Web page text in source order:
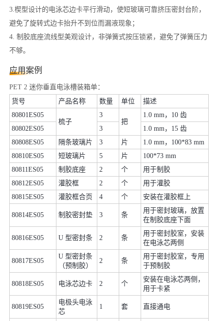
3.楔型设计的电泳芯边卡平行滑动，使短玻璃可靠挤压密封台阶，
避免了旋转式边卡抬升不到位而漏液现象；
4. 制胶底座流线型美观设计，非弹簧式按压锁紧，避免了弹簧压力
不够。
应用案例
PET 2 迷你垂直电泳槽装箱单：
货号
产品名称 数量 单位
描述
80801ES05
梳子
3
把
1.0 mm，10 齿
80802ES05
3
1.0 mm，15 齿
80808ES05
隔条玻璃片 3 片
1.0 mm，100*83 mm
80810ES05
短玻璃片 5 片
100*73 mm
80811ES05
制胶底座 2 个
用于制胶
80812ES05
灌胶框 2 个
用于灌胶
80815ES05
灌胶框合页 4 个 安装在灌胶框上
80814ES05 制胶密封垫 3 条
用于密封玻璃，放置
在制胶底座下面
80816ES05 U 型密封条 2 条
用于密封胶室，安装
在电泳芯两侧
80817ES05
U 型密封条
（预制胶）
2 条
用于密封胶室，专用
于预制胶
80818ES05 电泳芯边卡 2 个
安装在电泳芯两侧，
用于卡紧
80819ES05
电极头电泳
芯
1 套 直接通电